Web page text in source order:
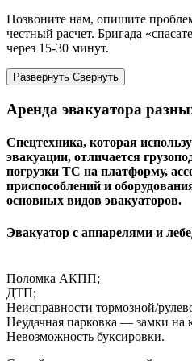
Позвоните нам, опишите
честный расчет. Бригада
через 15-30 минут.
Развернуть Cвернуть
Аренда эвакуатора
Спецтехника, которая
эвакуации, отличается
погрузки ТС на платформу,
приспособлений и
основных видов эвакуаторов.
Эвакуатор с аппарелями и
Поломка АКПП;
ДТП;
Неисправности тормозной/
Неудачная парковка — замки на
Невозможность буксировки.